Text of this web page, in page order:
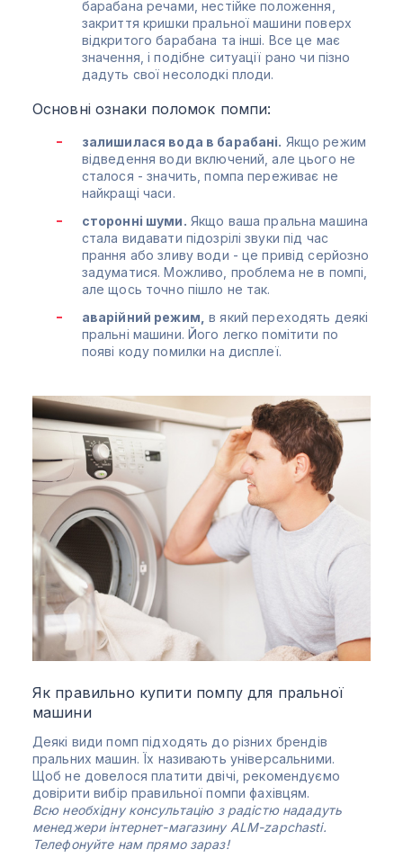
барабана речами, нестійке положення,
закриття кришки пральної машини поверх
відкритого барабана та інші. Все це має
значення, і подібне ситуації рано чи пізно
дадуть свої несолодкі плоди.
Основні ознаки поломок помпи:
залишилася вода в барабані. Якщо режим
відведення води включений, але цього не
сталося - значить, помпа переживає не
найкращі часи.
сторонні шуми. Якщо ваша пральна машина
стала видавати підозрілі звуки під час
прання або зливу води - це привід серйозно
задуматися. Можливо, проблема не в помпі,
але щось точно пішло не так.
аварійний режим, в який переходять деякі
пральні машини. Його легко помітити по
появі коду помилки на дисплеї.
Як правильно купити помпу для пральної
машини
Деякі види помп підходять до різних брендів
пральних машин. Їх називають універсальними.
Щоб не довелося платити двічі, рекомендуємо
довірити вибір правильної помпи фахівцям.
Всю необхідну консультацію з радістю нададуть
менеджери інтернет-магазину ALM-zapchasti.
Телефонуйте нам прямо зараз!